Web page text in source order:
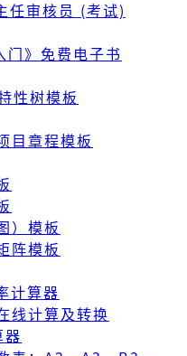
审核员 (考试)
门》免费电子书
性树模板
目章程模板
）模板
阵模板
计算器
线计算及转换